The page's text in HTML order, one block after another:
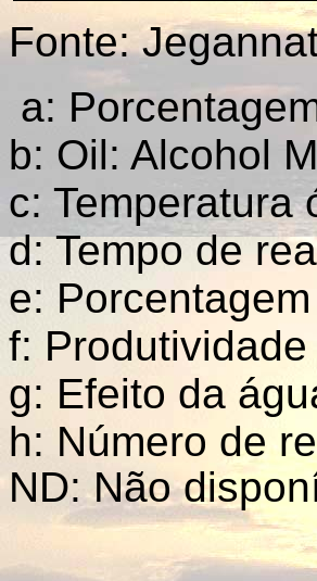
Fonte:
a:
b: Oil: Alcohol
c: Temperatura
d: Tempo de
e:
f:
g: Efeito da
h: Número de
ND: Não